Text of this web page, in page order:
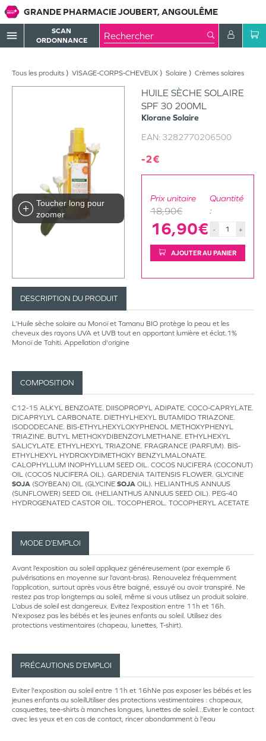
GRANDE PHARMACIE JOUBERT, ANGOULÊME
menu
SCAN
ORDONNANCE
Tous les produits VISAGE-CORPS-CHEVEUX Solaire Crèmes solaires
Toucher long pour
zoomer
HUILE SÈCHE SOLAIRE
SPF 30 200ML
KloraneSolaire
EAN: 3282770206500
-2€
Prix unitaire
18,90€
16,90€
Quantité
:
- +
AJOUTER AU PANIER
DESCRIPTION DU PRODUIT
L’Huile sèche solaire au Monoï et Tamanu BIO protège la peau et les
cheveux des rayons UVA et UVB tout en apportant lumière et éclat.1%
Monoï de Tahiti. Appellation d'origine
COMPOSITION
C12-15 ALKYL BENZOATE. DIISOPROPYL ADIPATE. COCO-CAPRYLATE.
DICAPRYLYL CARBONATE. DIETHYLHEXYL BUTAMIDO TRIAZONE.
ISODODECANE. BIS-ETHYLHEXYLOXYPHENOL METHOXYPHENYL
TRIAZINE. BUTYL METHOXYDIBENZOYLMETHANE. ETHYLHEXYL
SALICYLATE. ETHYLHEXYL TRIAZONE. FRAGRANCE (PARFUM). BIS-
ETHYLHEXYL HYDROXYDIMETHOXY BENZYLMALONATE.
CALOPHYLLUM INOPHYLLUM SEED OIL. COCOS NUCIFERA (COCONUT)
OIL (COCOS NUCIFERA OIL). GARDENIA TAITENSIS FLOWER. GLYCINE
SOJA (SOYBEAN) OIL (GLYCINE SOJA OIL). HELIANTHUS ANNUUS
(SUNFLOWER) SEED OIL (HELIANTHUS ANNUUS SEED OIL). PEG-40
HYDROGENATED CASTOR OIL. TOCOPHEROL. TOCOPHERYL ACETATE
MODE D’EMPLOI
Avant l’exposition au soleil appliquez généreusement (par exemple 6
pulvérisations en moyenne sur l’avant-bras). Renouvelez fréquemment
l’application, surtout après vous être baigné, essuyé ou avoir transpiré. Ne
restez pas trop longtemps au soleil, même si vous utilisez un produit solaire.
L’abus de soleil est dangereux. Evitez l’exposition entre 11h et 16h.
N’exposez pas les bébés et les jeunes enfants au soleil. Utilisez des
protections vestimentaires (chapeau, lunettes, T-shirt).
PRÉCAUTIONS D’EMPLOI
Eviter l'exposition au soleil entre 11h et 16hNe pas exposer les bébés et les
jeunes enfants au soleilUtiliser des protections vestimentaires : chapeaux,
casquettes, tee-shirts à manches longues, lunettes de soleil...Eviter le contact
avec les yeux et en cas de contact, rincer abondamment à l'eau